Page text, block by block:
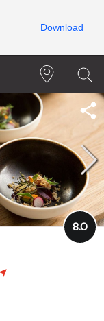
8.0
Download